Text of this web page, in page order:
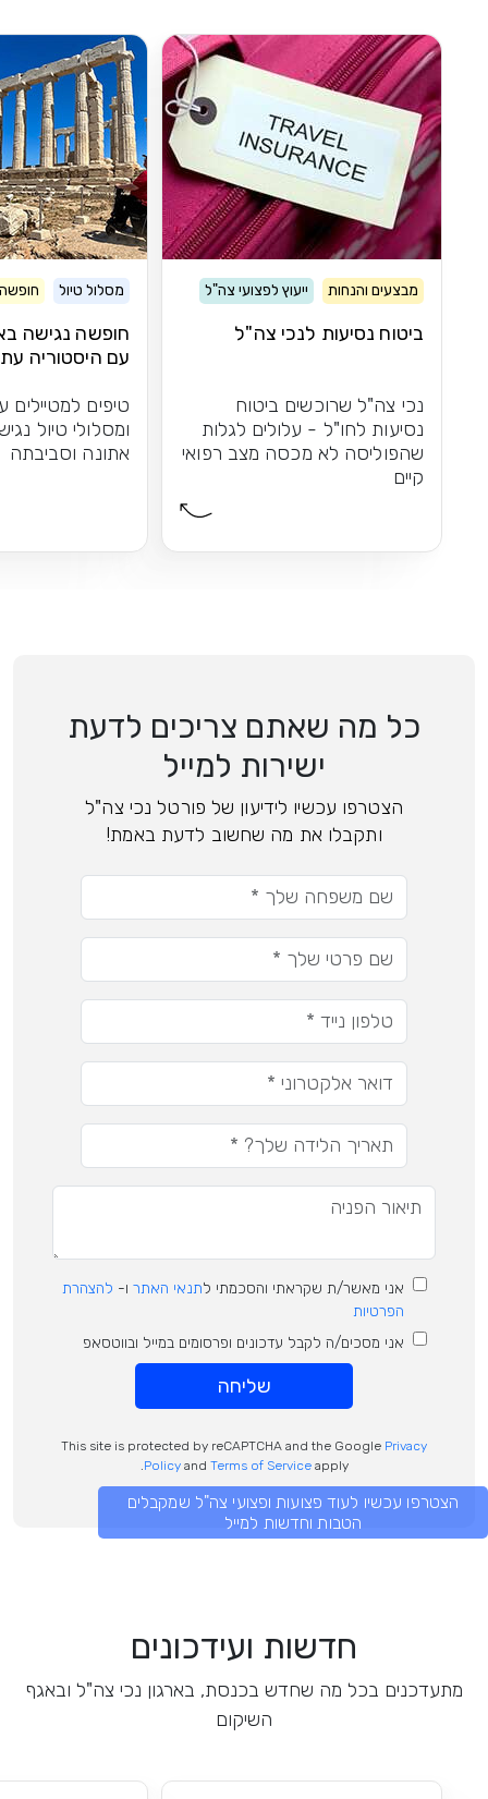
מבצעים והנחות ייעוץ לפצועי צה"ל
ביטוח נסיעות לנכי צה"ל
נכי צה"ל שרוכשים ביטוח
נסיעות לחו"ל - עלולים לגלות
שהפוליסה לא מכסה מצב רפואי
קיים
מסלול טיול
חופשה נגישה
עם היסטוריה
טיפים למטיילים
ומסלולי טיול
אתונה וסביבתה
כל מה שאתם צריכים לדעת
ישירות למייל
הצטרפו עכשיו לידיעון של פורטל נכי צה"ל
ותקבלו את מה שחשוב לדעת באמת!
אני מאשר/ת שקראתי והסכמתי לתנאי האתר ו- להצהרת
הפרטיות
אני מסכים/ה לקבל עדכונים ופרסומים במייל ובווטסאפ
שליחה
This site is protected by reCAPTCHA and the Google Privacy
Policyand Terms of Serviceapply.
הצטרפו עכשיו לעוד פצועות ופצועי צה"ל שמקבלים
הטבות וחדשות למייל
חדשות ועידכונים
מתעדכנים בכל מה שחדש בכנסת, בארגון נכי צה"ל ובאגף
השיקום